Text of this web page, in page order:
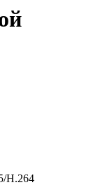
H.264